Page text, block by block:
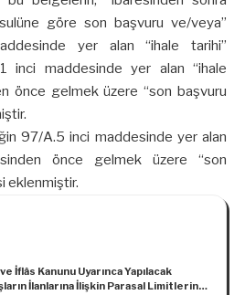
göre son başvuru ve/veya”
yer alan “ihale tarihi”
inci maddesinde yer alan “ihale
önce gelmek üzere “son başvuru
97/A.5 inci maddesinde yer alan
önce gelmek üzere “son
eklenmiştir.
İflâs Kanunu Uyarınca Yapılacak
İlanlarına İlişkin Parasal Limitlerin